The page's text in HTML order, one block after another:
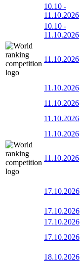
10.10 -
11.10.2026
10.10 -
11.10.2026
11.10.2026
11.10.2026
11.10.2026
11.10.2026
11.10.2026
11.10.2026
17.10.2026
17.10.2026
17.10.2026
17.10.2026
18.10.2026